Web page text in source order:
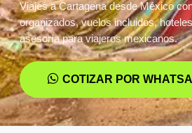
Viajes a Cartagena desde México
organizados, vuelos incluidos,
asesoría para viajeros mexicanos.
COTIZAR POR